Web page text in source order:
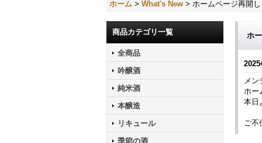
ホーム > What's New > ホームページ再開
商品カテゴリ一覧
全商品
吟醸酒
純米酒
本醸造
リキュール
季節の酒
ホ
2025
メン
ホー
本日
ご不